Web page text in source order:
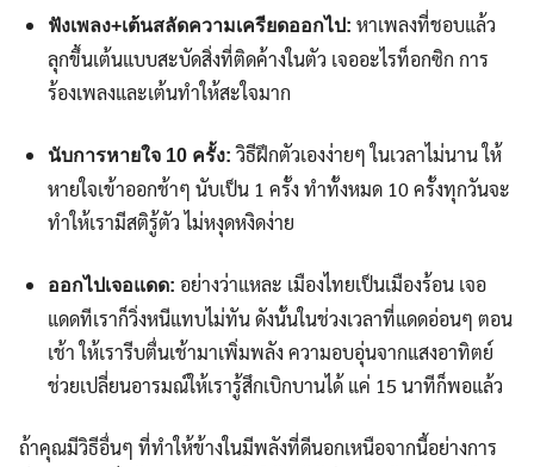
ฟังเพลง+เต้นสลัดความเครียดออกไป: หาเพลงที่ชอบแล้ว
ลุกขึ้นเต้นแบบสะบัดสิ่งที่ติดค้างในตัว เจออะไรท็อกซิก การ
ร้องเพลงและเต้นทำให้สะใจมาก
นับการหายใจ 10 ครั้ง: วิธีฝึกตัวเองง่ายๆ ในเวลาไม่นาน ให้
หายใจเข้าออกช้าๆ นับเป็น 1 ครั้ง ทำทั้งหมด 10 ครั้งทุกวันจะ
ทำให้เรามีสติรู้ตัว ไม่หงุดหงิดง่าย
ออกไปเจอแดด: อย่างว่าแหละ เมืองไทยเป็นเมืองร้อน เจอ
แดดทีเราก็วิ่งหนีแทบไม่ทัน ดังนั้นในช่วงเวลาที่แดดอ่อนๆ ตอน
เช้า ให้เรารีบตื่นเช้ามาเพิ่มพลัง ความอบอุ่นจากแสงอาทิตย์
ช่วยเปลี่ยนอารมณ์ให้เรารู้สึกเบิกบานได้ แค่ 15 นาทีก็พอแล้ว
ถ้าคุณมีวิธีอื่นๆ ที่ทำให้ข้างในมีพลังที่ดีนอกเหนือจากนี้อย่างการ